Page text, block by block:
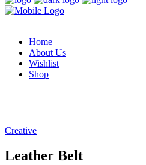
Home
About Us
Wishlist
Shop
Creative
Leather Belt